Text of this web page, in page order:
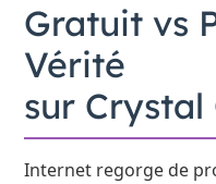
Gratuit vs
Vérité
sur Crystal
Internet regorge de